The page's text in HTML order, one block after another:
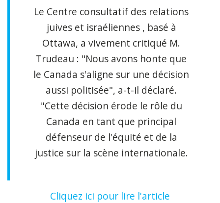
Le Centre consultatif des relations
juives et israéliennes , basé à
Ottawa, a vivement critiqué M.
Trudeau : "Nous avons honte que
le Canada s'aligne sur une décision
aussi politisée", a-t-il déclaré.
"Cette décision érode le rôle du
Canada en tant que principal
défenseur de l'équité et de la
justice sur la scène internationale.
Cliquez ici pour lire l'article